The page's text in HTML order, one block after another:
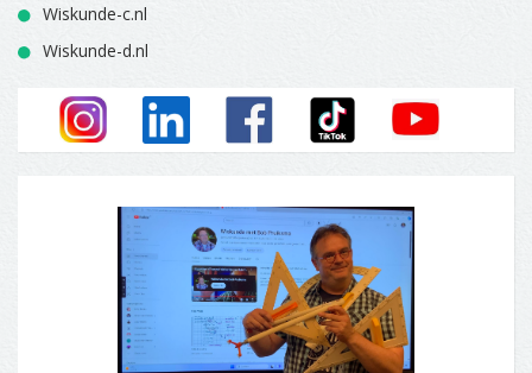
Wiskunde-c.nl
Wiskunde-d.nl